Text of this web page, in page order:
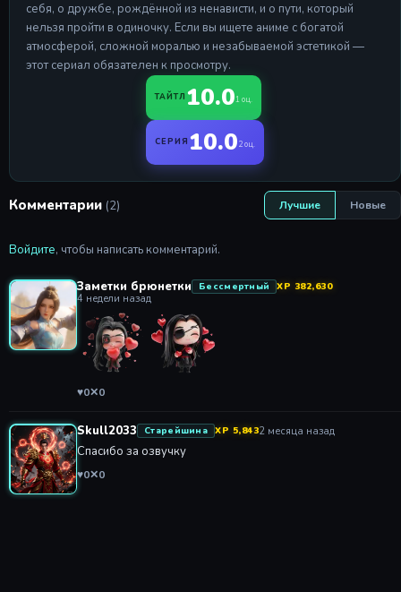
себя, о дружбе, рождённой из ненависти, и о пути, который
нельзя пройти в одиночку. Если вы ищете аниме с богатой
атмосферой, сложной моралью и незабываемой эстетикой —
этот сериал обязателен к просмотру.
ТАЙТЛ 10.01 оц.
СЕРИЯ 10.02 оц.
Комментарии (2) Лучшие Новые
Войдите, чтобы написать комментарий.
Заметки брюнетки Бессмертный XP 382,630
4 недели назад
♥0✕0
Skull2033 Старейшина XP 5,8432 месяца назад
Спасибо за озвучку
♥0✕0